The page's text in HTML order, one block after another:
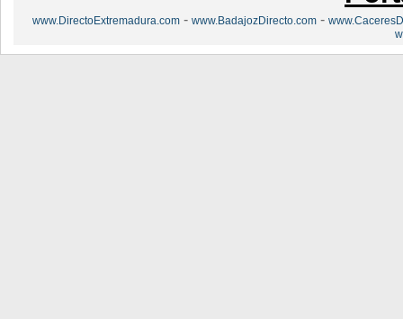
www.DirectoExtremadura.com - www.BadajozDirecto.com -